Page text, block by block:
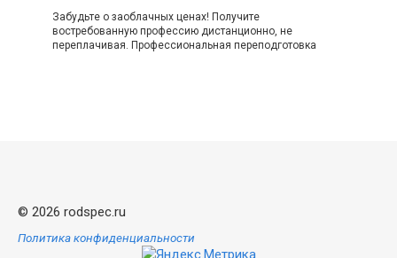
Забудьте о заоблачных ценах! Получите
востребованную профессию дистанционно, не
переплачивая. Профессиональная переподготовка
© 2026 rodspec.ru
Политика конфиденциальности